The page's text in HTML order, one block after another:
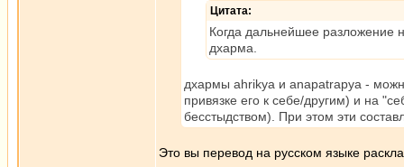
Цитата:
Когда дальнейшее разложение
дхарма.
дхармы ahrikya и anapatrapya -
привязке его к себе/другим) и на
бесстыдством). При этом эти
Это вы перевод на русском языке